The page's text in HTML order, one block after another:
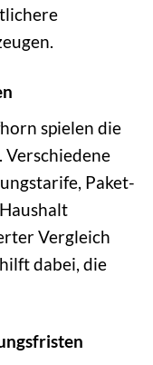
spielen die
Verschiedene
Paket-
Vergleich
dabei, die